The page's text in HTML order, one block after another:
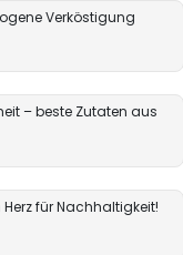
Verköstigung
– beste Zutaten aus
für Nachhaltigkeit!